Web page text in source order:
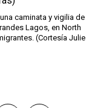
caminata y vigilia de
Lagos, en North
(Cortesía Julie